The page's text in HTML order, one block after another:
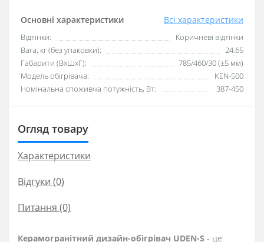
Основні характеристики Всі характеристики
Відтінки:
Коричневі відтінки
Вага, кг (без упаковки):
24.65
Габарити (ВхШхГ):
785/460/30 (±5 мм)
Модель обігрівача:
KEN-500
Номінальна споживча потужність, Вт:
387-450
Огляд товару
Характеристики
Відгуки (0)
Питання (0)
Керамогранітний дизайн-обігрівач UDEN-S - це